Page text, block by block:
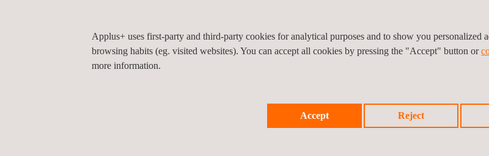
industrie. Mis deze kans niet om uw kennis te verrijken en in contact te komen met de pioniers van de
Applus+ uses first-party and third-party cookies for analytical purposes and to show you personalized
browsing habits (eg. visited websites). You can accept all cookies by pressing the "Accept" button or
more information.
Accept Reject